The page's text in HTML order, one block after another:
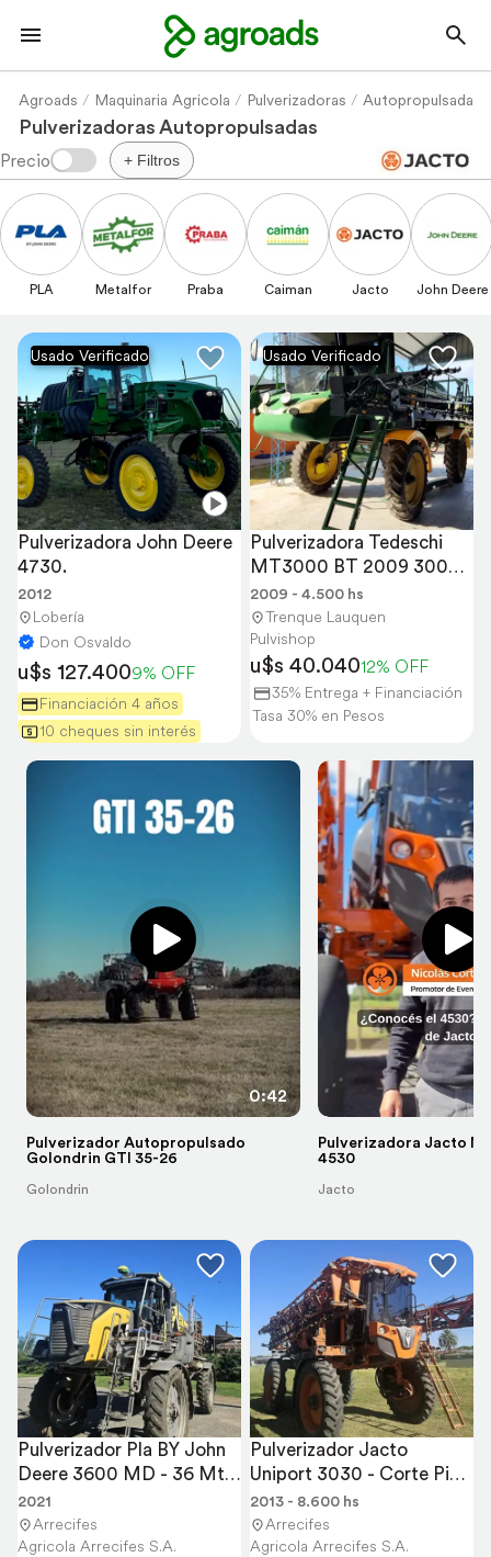
Agroads Maquinaria Agricola Pulverizadoras Autopropulsadas
Pulverizadoras Autopropulsadas
+ Filtros
PLA Metalfor Praba Caiman Jacto John Deere
Usado Verificado
Pulverizadora John Deere
4730.
2012
Lobería
Don Osvaldo
u$s 127.4009% OFF
Financiación 4 años
10 cheques sin interés
Usado Verificado
Pulverizadora Tedeschi
MT3000 BT 2009 3000lt
25mt
2009 - 4.500 hs
Trenque Lauquen
Pulvishop
u$s 40.04012% OFF
35% Entrega + Financiación
Tasa 30% en Pesos
Pulverizador Pla BY John
Deere 3600 MD - 36 Mts
- año 2021
2021
Arrecifes
Agricola Arrecifes S.A.
Pulverizador Jacto
Uniport 3030 - Corte Pico
a Pico - 32 Mts
2013 - 8.600 hs
Arrecifes
Agricola Arrecifes S.A.
0:42
Pulverizador Autopropulsado
Golondrin GTI 35-26
Golondrin
Pulverizadora Jacto
4530
Jacto